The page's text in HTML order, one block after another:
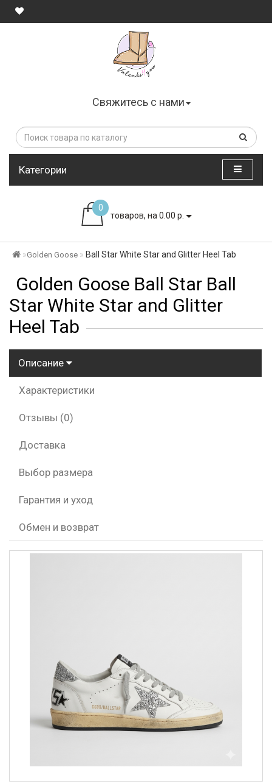
Свяжитесь с нами
Категории
0
товаров, на 0.00 р.
Golden Goose Ball Star White Star and Glitter Heel Tab
Golden Goose Ball Star Ball
Star White Star and Glitter
Heel Tab
Описание
Характеристики
Отзывы (0)
Доставка
Выбор размера
Гарантия и уход
Обмен и возврат